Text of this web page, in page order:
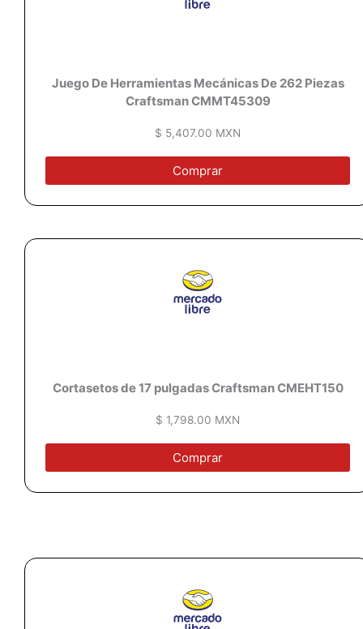
Juego De Herramientas Mecánicas De 262 Piezas
Craftsman CMMT45309
$ 5,407.00 MXN
Comprar
Cortasetos de 17 pulgadas Craftsman CMEHT150
$ 1,798.00 MXN
Comprar